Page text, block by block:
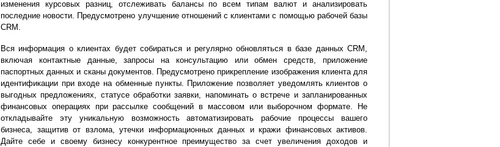
изменения курсовых разниц, отслеживать балансы по всем типам валют и анализировать
последние новости. Предусмотрено улучшение отношений с клиентами с помощью рабочей базы
CRM.
Вся информация о клиентах будет собираться и регулярно обновляться в базе данных CRM,
включая контактные данные, запросы на консультацию или обмен средств, приложение
паспортных данных и сканы документов. Предусмотрено прикрепление изображения клиента для
идентификации при входе на обменные пункты. Приложение позволяет уведомлять клиентов о
выгодных предложениях, статусе обработки заявки, напоминать о встрече и запланированных
финансовых операциях при рассылке сообщений в массовом или выборочном формате. Не
откладывайте эту уникальную возможность автоматизировать рабочие процессы вашего
бизнеса, защитив от взлома, утечки информационных данных и кражи финансовых активов.
Дайте себе и своему бизнесу конкурентное преимущество за счет увеличения доходов и